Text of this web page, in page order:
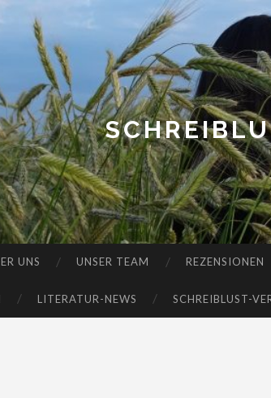
UNS UNSER TEAM REZENSIONEN
LITERATUR-NEWS SCHREIBLUST-